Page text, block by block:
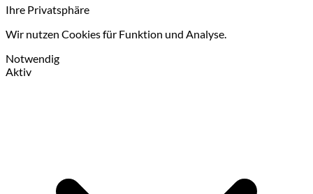
Ihre Privatsphäre
Wir nutzen Cookies für Funktion und Analyse.
Notwendig
Aktiv